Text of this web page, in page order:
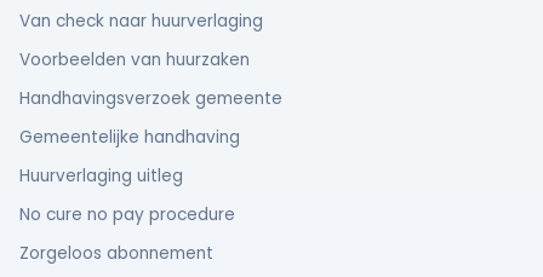
Van check naar huurverlaging
Voorbeelden van huurzaken
Handhavingsverzoek gemeente
Gemeentelijke handhaving
Huurverlaging uitleg
No cure no pay procedure
Zorgeloos abonnement